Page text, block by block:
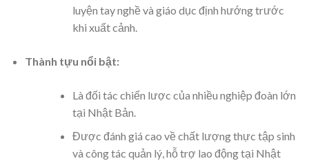
luyện tay nghề và giáo dục định hướng trước
khi xuất cảnh.
Thành tựu nổi bật:
Là đối tác chiến lược của nhiều nghiệp đoàn lớn
tại Nhật Bản.
Được đánh giá cao về chất lượng thực tập sinh
và công tác quản lý, hỗ trợ lao động tại Nhật